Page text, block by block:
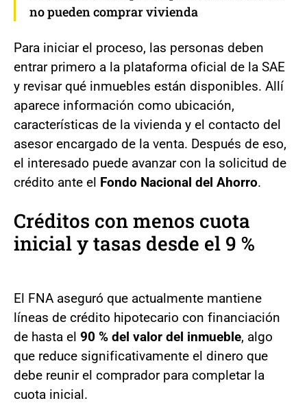
no pueden comprar vivienda
Para iniciar el proceso, las personas deben
entrar primero a la plataforma oficial de la SAE
y revisar qué inmuebles están disponibles. Allí
aparece información como ubicación,
características de la vivienda y el contacto del
asesor encargado de la venta. Después de eso,
el interesado puede avanzar con la solicitud de
crédito ante el Fondo Nacional del Ahorro.
Créditos con menos cuota
inicial y tasas desde el 9 %
El FNA aseguró que actualmente mantiene
líneas de crédito hipotecario con financiación
de hasta el 90 % del valor del inmueble, algo
que reduce significativamente el dinero que
debe reunir el comprador para completar la
cuota inicial.